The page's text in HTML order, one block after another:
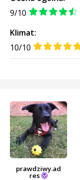
9/10
Klimat:
10/10
prawdziwy.ad
res